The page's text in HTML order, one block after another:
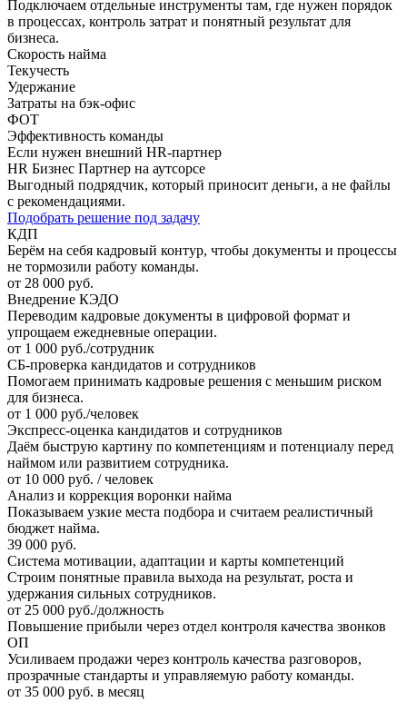
Подключаем отдельные инструменты там, где нужен порядок
в процессах, контроль затрат и понятный результат для
бизнеса.
Скорость найма
Текучесть
Удержание
Затраты на бэк-офис
ФОТ
Эффективность команды
Если нужен внешний HR-партнер
HR Бизнес Партнер на аутсорсе
Выгодный подрядчик, который приносит деньги, а не файлы
с рекомендациями.
Подобрать решение под задачу
КДП
Берём на себя кадровый контур, чтобы документы и процессы
не тормозили работу команды.
от 28 000 руб.
Внедрение КЭДО
Переводим кадровые документы в цифровой формат и
упрощаем ежедневные операции.
от 1 000 руб./сотрудник
СБ-проверка кандидатов и сотрудников
Помогаем принимать кадровые решения с меньшим риском
для бизнеса.
от 1 000 руб./человек
Экспресс-оценка кандидатов и сотрудников
Даём быструю картину по компетенциям и потенциалу перед
наймом или развитием сотрудника.
от 10 000 руб. / человек
Анализ и коррекция воронки найма
Показываем узкие места подбора и считаем реалистичный
бюджет найма.
39 000 руб.
Система мотивации, адаптации и карты компетенций
Строим понятные правила выхода на результат, роста и
удержания сильных сотрудников.
от 25 000 руб./должность
Повышение прибыли через отдел контроля качества звонков
ОП
Усиливаем продажи через контроль качества разговоров,
прозрачные стандарты и управляемую работу команды.
от 35 000 руб. в месяц